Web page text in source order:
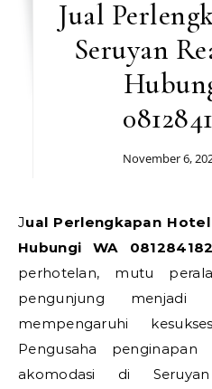
Jual
Seruyan
November 6,
Jual Perlengkapan Hotel Seruyan Ready Stock,
Hubungi WA
perhotelan, mutu
pengunjung
mempengaruhi
Pengusaha
akomodasi di